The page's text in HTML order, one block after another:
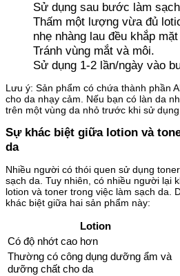
Sử dụng sau bước làm
Thấm một lượng vừa đủ
nhẹ nhàng lau đều khắp
Tránh vùng mắt và môi.
Sử dụng 1-2 lần/ngày vào
Lưu ý: Sản phẩm có chứa thành phần
cho da nhạy cảm. Nếu bạn có làn da
trên một vùng da nhỏ trước khi sử
Sự khác biệt giữa lotion và
da
Nhiều người có thói quen sử dụng
sạch da. Tuy nhiên, có nhiều người lại
lotion và toner trong việc làm sạch da.
khác biệt giữa hai sản phẩm này:
Lotion
Có độ nhớt cao hơn
Thường có công dụng dưỡng ẩm và
dưỡng chất cho da